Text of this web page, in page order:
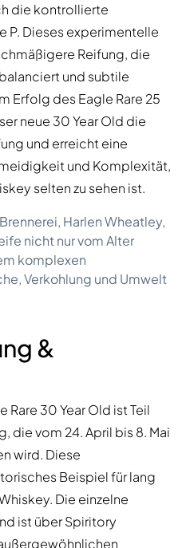
die kontrollierte
P. Dieses experimentelle
Reifung, die
und subtile
Erfolg des Eagle Rare 25
neue 30 Year Old die
und erreicht eine
und Komplexität,
selten zu sehen ist.
Harlen Wheatley,
nicht nur vom Alter
komplexen
Verkohlung und Umwelt
&
Rare 30 Year Old ist Teil
die vom 24. April bis 8. Mai
wird. Diese
Beispiel für lang
Die einzelne
ist über Spiritory